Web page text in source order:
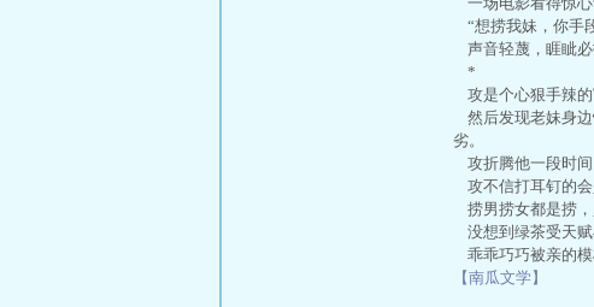
“想捞我妹，你手
声音轻蔑，睚眦必
*
攻是个心狠手辣的
然后发现老妹身边
劣。
攻折腾他一段时间
攻不信打耳钉的会
捞男捞女都是捞，
没想到绿茶受天赋
乖乖巧巧被亲的模
【南瓜文学】